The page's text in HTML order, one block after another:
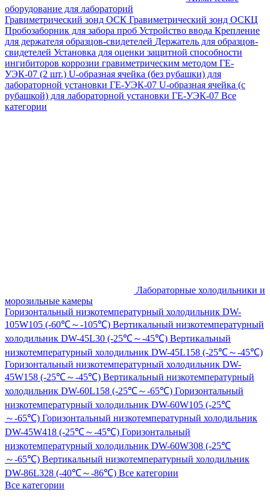
оборудование для лабораторий
Гравиметрический зонд ОСК Гравиметрический зонд ОСКЦ
Пробозаборник для забора проб Устройство ввода Крепление
для держателя образцов-свидетелей Держатель для образцов-
свидетелей Установка для оценки защитной способности
ингибиторов коррозии гравиметрическим методом ГЕ-
УЭК-07 (2 шт.) U-образная ячейка (без рубашки) для
лабораторной установки ГЕ-УЭК-07 U-образная ячейка (с
рубашкой) для лабораторной установки ГЕ-УЭК-07 Все
категории
Лабораторные холодильники и
морозильные камеры
Горизонтальный низкотемпературный холодильник DW-
105W105 (-60℃～-105℃) Вертикальный низкотемпературный
холодильник DW-45L30 (-25℃～-45℃) Вертикальный
низкотемпературный холодильник DW-45L158 (-25℃～-45℃)
Горизонтальный низкотемпературный холодильник DW-
45W158 (-25℃～-45℃) Вертикальный низкотемпературный
холодильник DW-60L158 (-25℃～-65℃) Горизонтальный
низкотемпературный холодильник DW-60W105 (-25℃
～-65℃) Горизонтальный низкотемпературный холодильник
DW-45W418 (-25℃～-45℃) Горизонтальный
низкотемпературный холодильник DW-60W308 (-25℃
～-65℃) Вертикальный низкотемпературный холодильник
DW-86L328 (-40℃～-86℃) Все категории
Все категории